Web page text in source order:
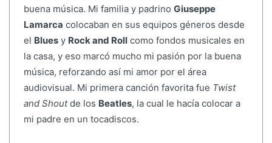
buena música. Mi familia y padrino Giuseppe
Lamarca colocaban en sus equipos géneros desde
el Bluesy Rock and Rollcomo fondos musicales en
la casa, y eso marcó mucho mi pasión por la buena
música, reforzando así mi amor por el área
audiovisual. Mi primera canción favorita fue Twist
and Shoutde los Beatles, la cual le hacía colocar a
mi padre en un tocadiscos.